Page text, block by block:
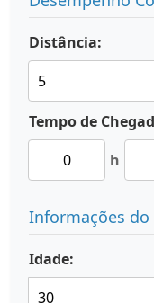
Distância:
Tempo de
h
Informações do
Idade: